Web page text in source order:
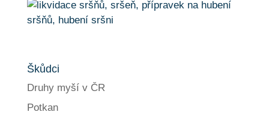
Škůdci
Druhy myší v ČR
Potkan